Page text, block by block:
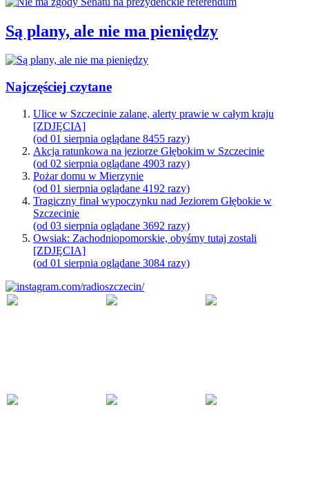
Są plany, ale nie ma pieniędzy
Najczęściej czytane
Ulice w Szczecinie zalane, alerty prawie w całym kraju
[ZDJĘCIA]
(od 01 sierpnia oglądane 8455 razy)
Akcja ratunkowa na jeziorze Głębokim w Szczecinie
(od 02 sierpnia oglądane 4903 razy)
Pożar domu w Mierzynie
(od 01 sierpnia oglądane 4192 razy)
Tragiczny finał wypoczynku nad Jeziorem Głębokie w
Szczecinie
(od 03 sierpnia oglądane 3692 razy)
Owsiak: Zachodniopomorskie, obyśmy tutaj zostali
[ZDJĘCIA]
(od 01 sierpnia oglądane 3084 razy)